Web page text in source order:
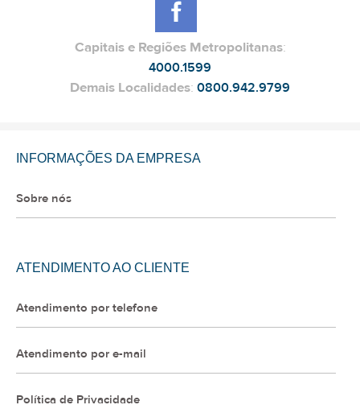
Capitais e Regiões Metropolitanas:
4000.1599
Demais Localidades: 0800.942.9799
INFORMAÇÕES DA EMPRESA
Sobre nós
ATENDIMENTO AO CLIENTE
Atendimento por telefone
Atendimento por e-mail
Política de Privacidade